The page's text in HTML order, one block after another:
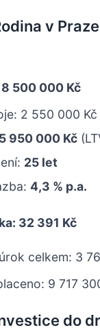
v
8 500 000 Kč
2 550 000 Kč
5 950 000 Kč
25 let
4,3 % p.a.
32 391 Kč
celkem: 3
9 717
do